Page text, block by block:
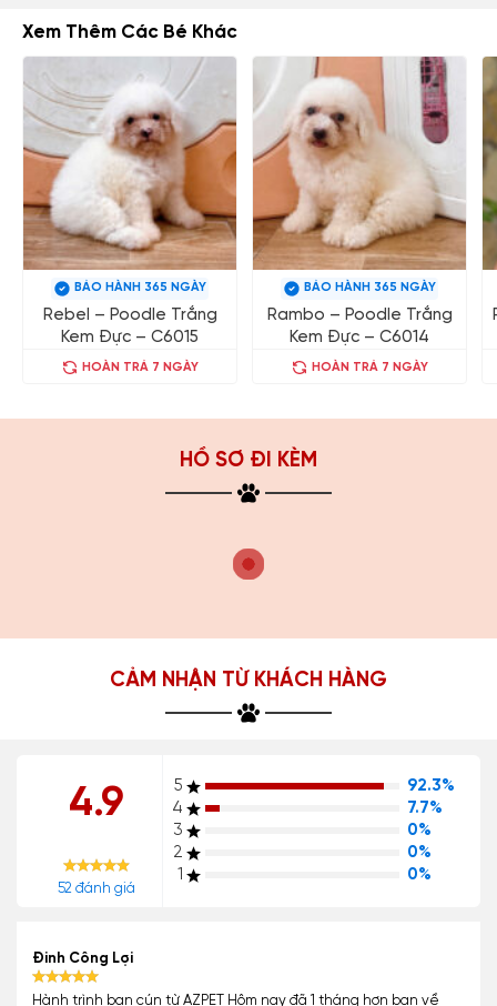
Xem Thêm Các Bé Khác
BẢO HÀNH 365 NGÀY
Rebel – Poodle Trắng
Kem Đực – C6015
HOÀN TRẢ 7 NGÀY
BẢO HÀNH 365 NGÀY
Rambo – Poodle Trắng
Kem Đực – C6014
HOÀN TRẢ 7 NGÀY
HỒ SƠ ĐI KÈM
CẢM NHẬN TỪ KHÁCH HÀNG
4.9
52 đánh giá
5
92.3%
4
7.7%
3
0%
2
0%
1
0%
Đinh Công Lợi
Hành trình bạn cún từ AZPET Hôm nay đã 1 tháng hơn bạn về